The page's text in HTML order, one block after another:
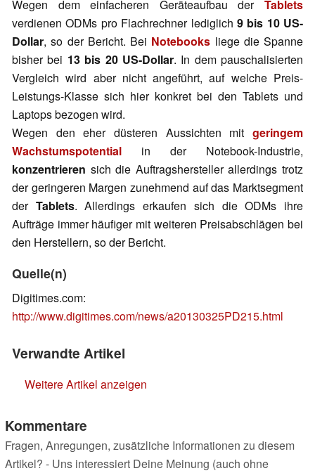
Wegen dem einfacheren Geräteaufbau der Tablets
verdienen ODMs pro Flachrechner lediglich 9 bis 10 US-
Dollar, so der Bericht. Bei Notebooks liege die Spanne
bisher bei 13 bis 20 US-Dollar. In dem pauschalisierten
Vergleich wird aber nicht angeführt, auf welche Preis-
Leistungs-Klasse sich hier konkret bei den Tablets und
Laptops bezogen wird.
Wegen den eher düsteren Aussichten mit geringem
Wachstumspotential in der Notebook-Industrie,
konzentrieren sich die Auftragshersteller allerdings trotz
der geringeren Margen zunehmend auf das Marktsegment
der Tablets. Allerdings erkaufen sich die ODMs ihre
Aufträge immer häufiger mit weiteren Preisabschlägen bei
den Herstellern, so der Bericht.
Quelle(n)
Digitimes.com:
http://www.digitimes.com/news/a20130325PD215.html
Verwandte Artikel
Weitere Artikel anzeigen
Kommentare
Fragen, Anregungen, zusätzliche Informationen zu diesem
Artikel? - Uns interessiert Deine Meinung (auch ohne